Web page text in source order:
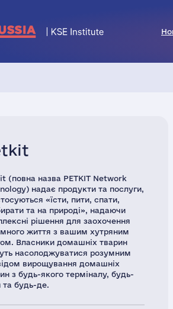
(повна назва PETKIT Network
надає продукти та послуги,
«їсти, пити, спати,
та на природі», надаючи
рішення для заохочення
життя з вашим хутряним
Власники домашніх тварин
насолоджуватися розумним
вирощування домашніх
з будь-якого терміналу, будь-
та будь-де.